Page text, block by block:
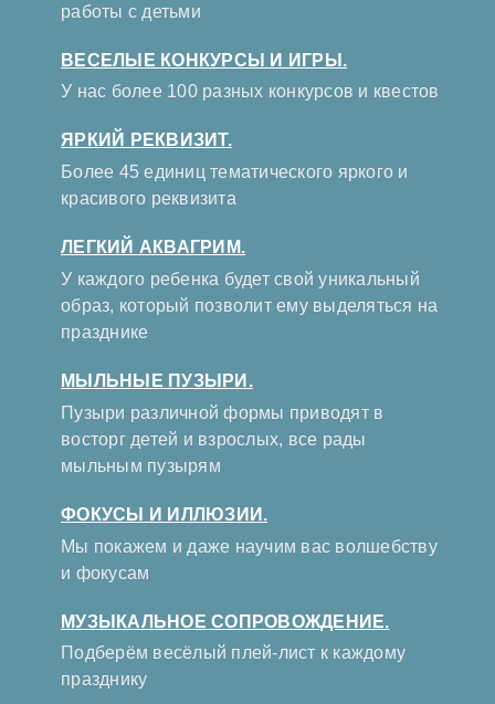
работы с детьми
ВЕСЕЛЫЕ КОНКУРСЫ И ИГРЫ.
У нас более 100 разных конкурсов и квестов
ЯРКИЙ РЕКВИЗИТ.
Более 45 единиц тематического яркого и
красивого реквизита
ЛЕГКИЙ АКВАГРИМ.
У каждого ребенка будет свой уникальный
образ, который позволит ему выделяться на
празднике
МЫЛЬНЫЕ ПУЗЫРИ.
Пузыри различной формы приводят в
восторг детей и взрослых, все рады
мыльным пузырям
ФОКУСЫ И ИЛЛЮЗИИ.
Мы покажем и даже научим вас волшебству
и фокусам
МУЗЫКАЛЬНОЕ СОПРОВОЖДЕНИЕ.
Подберём весёлый плей-лист к каждому
празднику